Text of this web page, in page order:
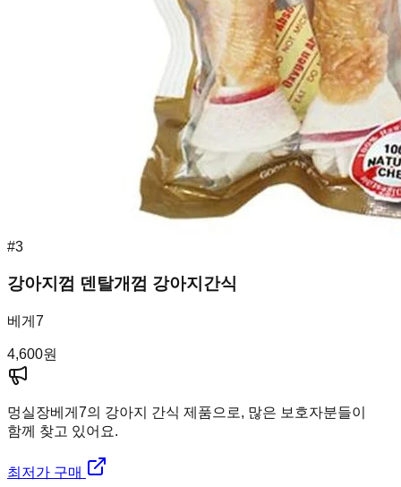
#3
강아지껌 덴탈개껌 강아지간식
베게7
4,600원
멍실장베게7의 강아지 간식 제품으로, 많은 보호자분들이
함께 찾고 있어요.
최저가 구매